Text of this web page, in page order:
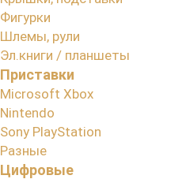
Фигурки
Шлемы, рули
Эл.книги / планшеты
Приставки
Microsoft Xbox
Nintendo
Sony PlayStation
Разные
Цифровые